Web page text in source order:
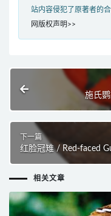
站内容侵犯了原著者的
网版权声明>>
施氏
下一篇
红脸冠雉 / Red-faced
相关文章